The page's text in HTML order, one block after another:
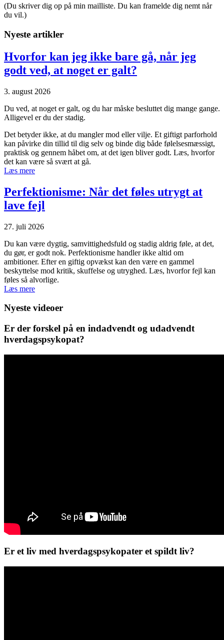
(Du skriver dig op på min mailliste. Du kan framelde dig nemt når
du vil.)
Nyeste artikler
Hvorfor kan jeg ikke bare gå, når jeg
godt ved, at noget er galt?
3. august 2026
Du ved, at noget er galt, og du har måske besluttet dig mange gange.
Alligevel er du der stadig.
Det betyder ikke, at du mangler mod eller vilje. Et giftigt parforhold
kan påvirke din tillid til dig selv og binde dig både følelsesmæssigt,
praktisk og gennem håbet om, at det igen bliver godt. Læs, hvorfor
det kan være så svært at gå.
Læs mere
Perfektionisme: Når det føles utrygt at
lave fejl
27. juli 2026
Du kan være dygtig, samvittighedsfuld og stadig aldrig føle, at det,
du gør, er godt nok. Perfektionisme handler ikke altid om
ambitioner. Efter en giftig opvækst kan den være en gammel
beskyttelse mod kritik, skuffelse og utryghed. Læs, hvorfor fejl kan
føles så alvorlige.
Læs mere
Nyeste videoer
Er der forskel på en indadvendt og udadvendt
hverdagspsykopat?
Er et liv med hverdagspsykopater et spildt liv?